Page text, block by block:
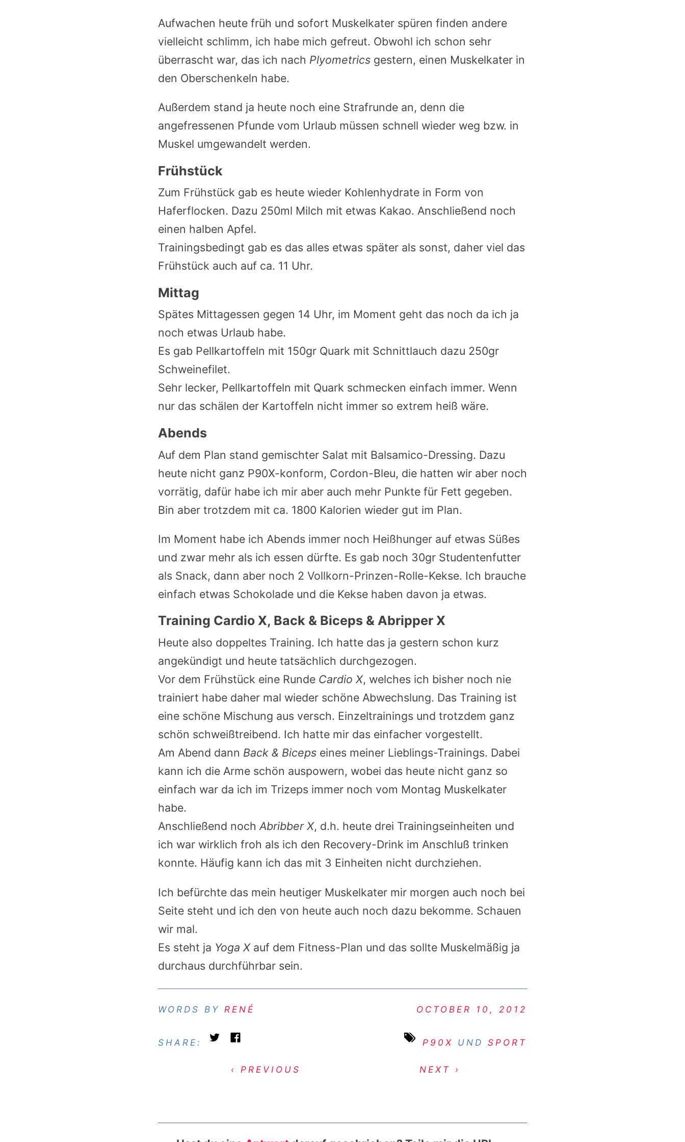
Aufwachen heute früh und sofort Muskelkater spüren finden andere
vielleicht schlimm, ich habe mich gefreut. Obwohl ich schon sehr
überrascht war, das ich nach Plyometrics gestern, einen Muskelkater in
den Oberschenkeln habe.
Außerdem stand ja heute noch eine Strafrunde an, denn die
angefressenen Pfunde vom Urlaub müssen schnell wieder weg bzw. in
Muskel umgewandelt werden.
Frühstück
Zum Frühstück gab es heute wieder Kohlenhydrate in Form von
Haferflocken. Dazu 250ml Milch mit etwas Kakao. Anschließend noch
einen halben Apfel.
Trainingsbedingt gab es das alles etwas später als sonst, daher viel das
Frühstück auch auf ca. 11 Uhr.
Mittag
Spätes Mittagessen gegen 14 Uhr, im Moment geht das noch da ich ja
noch etwas Urlaub habe.
Es gab Pellkartoffeln mit 150gr Quark mit Schnittlauch dazu 250gr
Schweinefilet.
Sehr lecker, Pellkartoffeln mit Quark schmecken einfach immer. Wenn
nur das schälen der Kartoffeln nicht immer so extrem heiß wäre.
Abends
Auf dem Plan stand gemischter Salat mit Balsamico-Dressing. Dazu
heute nicht ganz P90X-konform, Cordon-Bleu, die hatten wir aber noch
vorrätig, dafür habe ich mir aber auch mehr Punkte für Fett gegeben.
Bin aber trotzdem mit ca. 1800 Kalorien wieder gut im Plan.
Im Moment habe ich Abends immer noch Heißhunger auf etwas Süßes
und zwar mehr als ich essen dürfte. Es gab noch 30gr Studentenfutter
als Snack, dann aber noch 2 Vollkorn-Prinzen-Rolle-Kekse. Ich brauche
einfach etwas Schokolade und die Kekse haben davon ja etwas.
Training Cardio X, Back & Biceps & Abripper X
Heute also doppeltes Training. Ich hatte das ja gestern schon kurz
angekündigt und heute tatsächlich durchgezogen.
Vor dem Frühstück eine Runde Cardio X, welches ich bisher noch nie
trainiert habe daher mal wieder schöne Abwechslung. Das Training ist
eine schöne Mischung aus versch. Einzeltrainings und trotzdem ganz
schön schweißtreibend. Ich hatte mir das einfacher vorgestellt.
Am Abend dann Back & Biceps eines meiner Lieblings-Trainings. Dabei
kann ich die Arme schön auspowern, wobei das heute nicht ganz so
einfach war da ich im Trizeps immer noch vom Montag Muskelkater
habe.
Anschließend noch Abribber X, d.h. heute drei Trainingseinheiten und
ich war wirklich froh als ich den Recovery-Drink im Anschluß trinken
konnte. Häufig kann ich das mit 3 Einheiten nicht durchziehen.
Ich befürchte das mein heutiger Muskelkater mir morgen auch noch bei
Seite steht und ich den von heute auch noch dazu bekomme. Schauen
wir mal.
Es steht ja Yoga Xauf dem Fitness-Plan und das sollte Muskelmäßig ja
durchaus durchführbar sein.
RENÉ OCTOBER 10, 2012
SHARE: P90X UND SPORT
‹ PREVIOUS NEXT ›